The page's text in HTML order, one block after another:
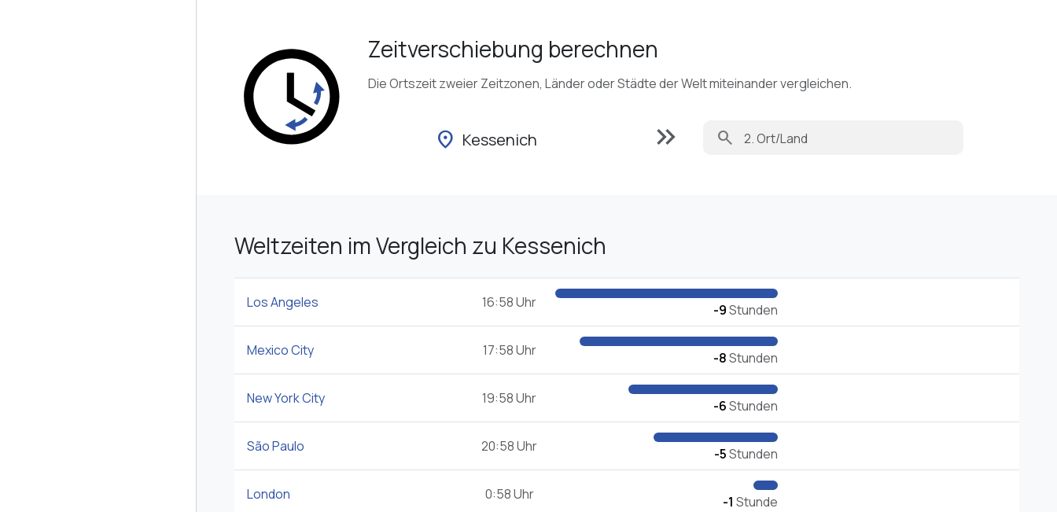
Zeitverschiebung berechnen
Die Ortszeit zweier Zeitzonen, Länder oder Städte der Welt miteinander vergleichen.
location_on Kessenich keyboard_double_arrow_right search
Weltzeiten im Vergleich zu Kessenich
Los Angeles 16:58 Uhr -9Stunden
Mexico City 17:58 Uhr -8Stunden
New York City 19:58 Uhr -6Stunden
São Paulo 20:58 Uhr -5Stunden
London 0:58 Uhr -1 Stunde